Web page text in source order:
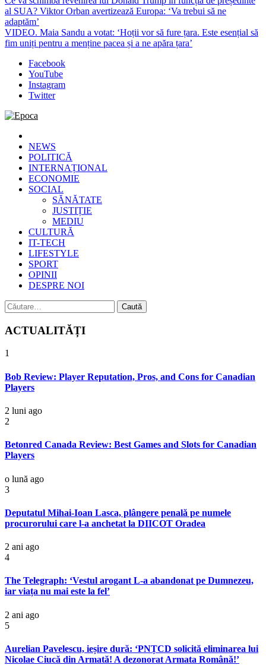
al SUA? Viktor Orban avertizează Europa: ‘Va trebui să ne
adaptăm’
VIDEO. Maia Sandu a votat: ‘Hoții vor să fure țara. Este esențial să
fim uniți pentru a menține pacea și a ne apăra țara’
Facebook
YouTube
Instagram
Twitter
Epoca
Cele mai noi știri online din România
NEWS
POLITICĂ
INTERNAȚIONAL
ECONOMIE
SOCIAL
SĂNĂTATE
JUSTIȚIE
MEDIU
CULTURĂ
IT-TECH
LIFESTYLE
SPORT
OPINII
DESPRE NOI
Caută
după:
ACTUALITĂȚI
1
Bob Review: Player Reputation, Pros, and Cons for Canadian
Players
2 luni ago
2
Betonred Canada Review: Best Games and Slots for Canadian
Players
o lună ago
3
Deputatul Mihai-Ioan Lasca, plângere penală pe numele
procurorului care l-a anchetat la DIICOT Oradea
2 ani ago
4
The Telegraph: ‘Vestul arogant L-a abandonat pe Dumnezeu,
iar viața nu mai este la fel’
2 ani ago
5
Aurelian Pavelescu, ieșire dură: ‘PNȚCD solicită eliminarea lui
Nicolae Ciucă din Armată! A dezonorat Armata Română!’